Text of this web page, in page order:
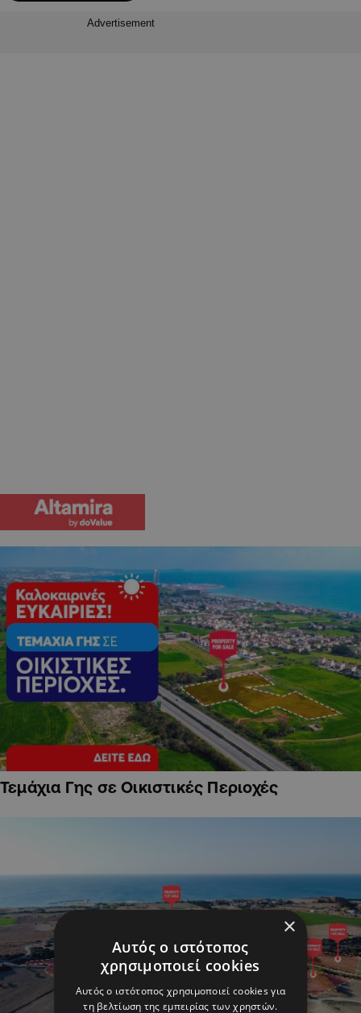
Advertisement
Τεμάχια Γης σε Οικιστικές Περιοχές
×
Αυτός ο ιστότοπος
χρησιμοποιεί cookies
Αυτός ο ιστότοπος χρησιμοποιεί cookies για
τη βελτίωση της εμπειρίας των χρηστών.